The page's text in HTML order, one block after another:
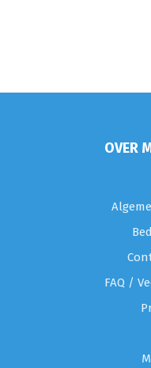
OVER
FAQ /